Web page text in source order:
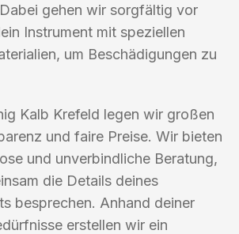
gehen wir sorgfältig vor
Instrument mit speziellen
um Beschädigungen zu
Kalb Krefeld legen wir großen
und faire Preise. Wir bieten
und unverbindliche Beratung,
die Details deines
besprechen. Anhand deiner
erstellen wir ein